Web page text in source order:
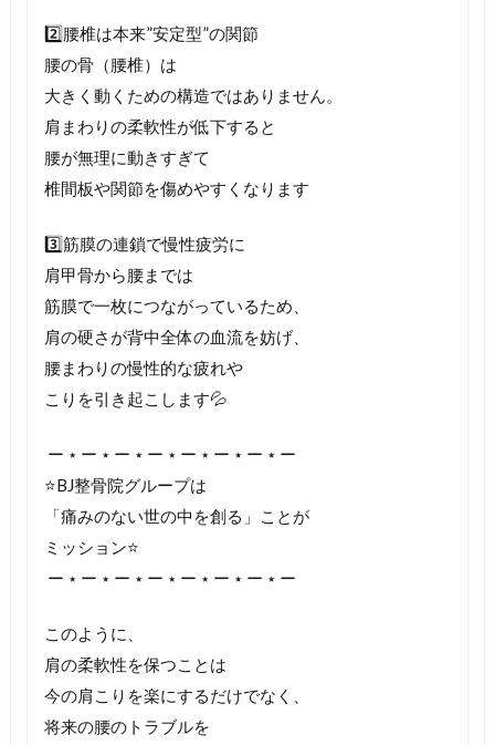
2️⃣腰椎は本来”安定型”の関節
腰の骨（腰椎）は
大きく動くための構造ではありません。
肩まわりの柔軟性が低下すると
腰が無理に動きすぎて
椎間板や関節を傷めやすくなります
3️⃣筋膜の連鎖で慢性疲労に
肩甲骨から腰までは
筋膜で一枚につながっているため、
肩の硬さが背中全体の血流を妨げ、
腰まわりの慢性的な疲れや
こりを引き起こします💦
⁡ ー ⋆ ー ⋆ ー ⋆ ー ⋆ ー ⋆ ー ⋆ ー ⋆ ー
⭐️BJ整骨院グループは
「痛みのない世の中を創る」ことが
ミッション⭐️
⁡ ー ⋆ ー ⋆ ー ⋆ ー ⋆ ー ⋆ ー ⋆ ー ⋆ ー
このように、
肩の柔軟性を保つことは
今の肩こりを楽にするだけでなく、
将来の腰のトラブルを